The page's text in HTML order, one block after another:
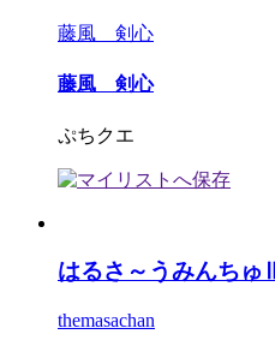
藤風 剣心
藤風 剣心
ぷちクエ
はるさ～うみんちゅⅢ
themasachan